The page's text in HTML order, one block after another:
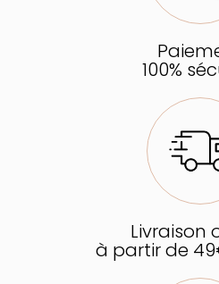
100%
Livraison
à partir de